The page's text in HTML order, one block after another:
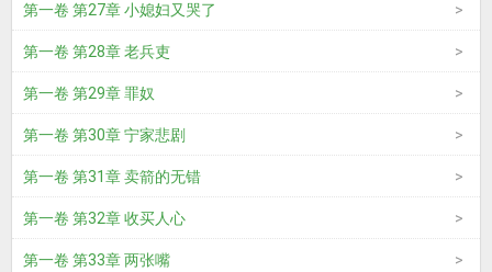
第一卷 第27章 小媳妇又哭了
第一卷 第28章 老兵吏
第一卷 第29章 罪奴
第一卷 第30章 宁家悲剧
第一卷 第31章 卖箭的无错
第一卷 第32章 收买人心
第一卷 第33章 两张嘴